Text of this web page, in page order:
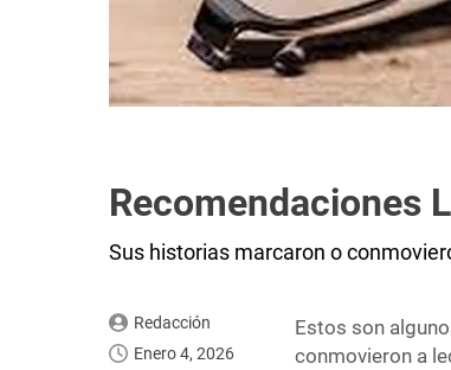
Recomendaciones
Sus historias marcaron o
Redacción
Enero 4, 2026
Estos son
conmovieron a